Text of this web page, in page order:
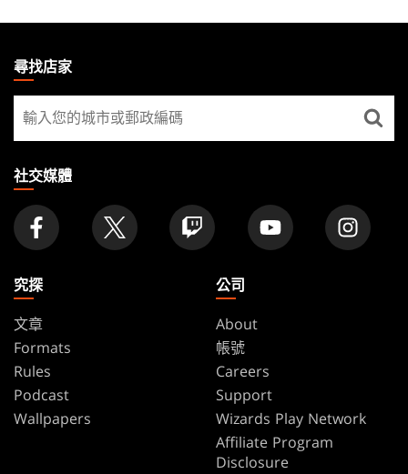
THE
GATHERING
FOOTER
尋找店家
尋
找
家
社交媒體
究探
文章
Formats
Rules
Podcast
Wallpapers
公司
About
帳號
Careers
Support
Wizards Play Network
Affiliate Program
Disclosure